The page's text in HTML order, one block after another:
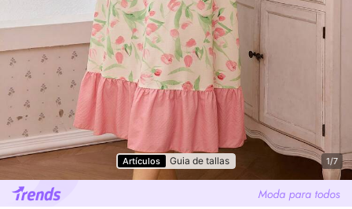
Artículos Guia de tallas 1/7